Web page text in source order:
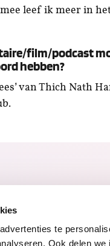
te
Ook delen
leef ik meer in
film/podcast
hebben?
van Thich Nath